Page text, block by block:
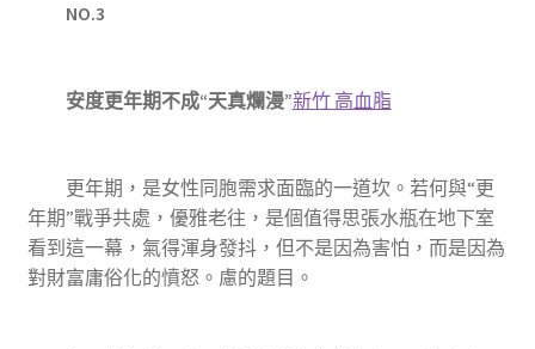
NO.3
安度更年期不成“天真爛漫”新竹 高血脂
更年期，是女性同胞需求面臨的一道坎。若何與“更
年期”戰爭共處，優雅老往，是個值得思張水瓶在地下室
看到這一幕，氣得渾身發抖，但不是因為害怕，而是因為
對財富庸俗化的憤怒。慮的題目。